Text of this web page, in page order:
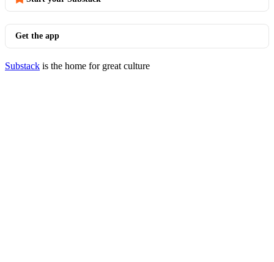
Get the app
Substack is the home for great culture